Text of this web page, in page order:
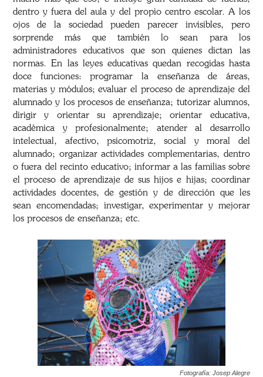
dentro y fuera del aula y del propio centro escolar. A los
ojos de la sociedad pueden parecer invisibles, pero
sorprende más que también lo sean para los
administradores educativos que son quienes dictan las
normas. En las leyes educativas quedan recogidas hasta
doce funciones: programar la enseñanza de áreas,
materias y módulos; evaluar el proceso de aprendizaje del
alumnado y los procesos de enseñanza; tutorizar alumnos,
dirigir y orientar su aprendizaje; orientar educativa,
académica y profesionalmente; atender al desarrollo
intelectual, afectivo, psicomotriz, social y moral del
alumnado; organizar actividades complementarias, dentro
o fuera del recinto educativo; informar a las familias sobre
el proceso de aprendizaje de sus hijos e hijas; coordinar
actividades docentes, de gestión y de dirección que les
sean encomendadas; investigar, experimentar y mejorar
los procesos de enseñanza; etc.
Fotografía: Josep Alegre